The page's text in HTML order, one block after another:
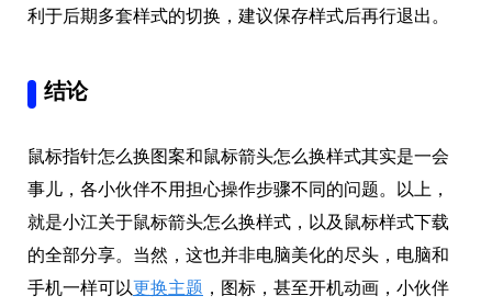
利于后期多套样式的切换，建议保存样式后再行退出。
结论
鼠标指针怎么换图案和鼠标箭头怎么换样式其实是一会
事儿，各小伙伴不用担心操作步骤不同的问题。以上，
就是小江关于鼠标箭头怎么换样式，以及鼠标样式下载
的全部分享。当然，这也并非电脑美化的尽头，电脑和
手机一样可以更换主题 ，图标，甚至开机动画，小伙伴